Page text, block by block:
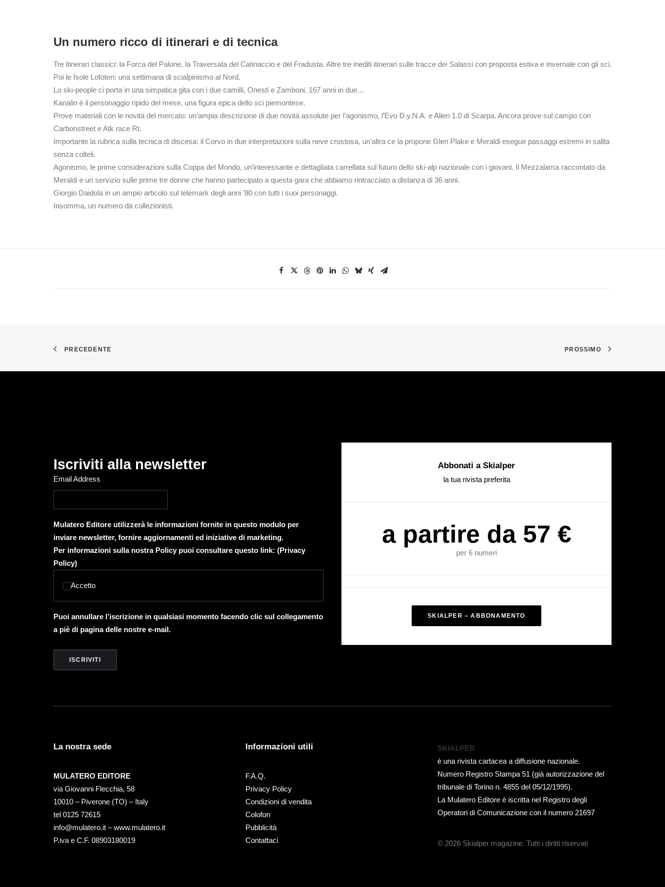
Un numero ricco di itinerari e di tecnica
Tre itinerari classici: la Forca del Palone, la Traversata del Catinaccio e del Fradusta. Altre tre inediti itinerari sulle tracce dei Salassi con proposta estiva e invernale con gli sci.
Poi le Isole Lofoten: una settimana di scialpinismo al Nord.
Lo ski-people ci porta in una simpatica gita con i due camilli, Onesti e Zamboni, 167 anni in due…
Kanalin è il personaggio ripido del mese, una figura epica dello sci piemontese.
Prove materiali con le novità del mercato: un’ampia descrizione di due novità assolute per l’agonismo, l’Evo D.y.N.A. e Alien 1.0 di Scarpa. Ancora prove sul campo con
Carbonstreet e Atk race Rt.
Importante la rubrica sulla tecnica di discesa: il Corvo in due interpretazioni sulla neve crostosa, un’altra ce la propone Glen Plake e Meraldi esegue passaggi estremi in salita
senza colteli.
Agonismo, le prime considerazioni sulla Coppa del Mondo, un’interessante e dettagliata carrellata sul futuro dello ski-alp nazionale con i giovani. Il Mezzalama raccontato da
Meraldi e un servizio sulle prime tre donne che hanno partecipato a questa gara che abbiamo rintracciato a distanza di 36 anni.
Giorgio Daidola in un ampio articolo sul telemark degli anni ’80 con tutti i suoi personaggi.
Insomma, un numero da collezionisti.
PRECEDENTE PROSSIMO
Iscriviti alla newsletter
Email Address
Mulatero Editore utilizzerà le informazioni fornite in questo modulo per
inviare newsletter, fornire aggiornamenti ed iniziative di marketing.
Per informazioni sulla nostra Policy puoi consultare questo link: (Privacy
Policy)
Accetto
Puoi annullare l’iscrizione in qualsiasi momento facendo clic sul collegamento
a piè di pagina delle nostre e-mail.
Abbonati a Skialper
la tua rivista preferita
a partire da 57 €
per 6 numeri
SKIALPER – ABBONAMENTO
La nostra sede
MULATERO EDITORE
via Giovanni Flecchia, 58
10010 – Piverone (TO) – Italy
tel ‭0125 72615‬
info@mulatero.it –www.mulatero.it
P.iva e C.F. 08903180019
Informazioni utili
F.A.Q.
Privacy Policy
Condizioni di vendita
Colofon
Pubblicità
Contattaci
SKIALPER
è una rivista cartacea a diffusione nazionale.
Numero Registro Stampa 51 (già autorizzazione del
tribunale di Torino n. 4855 del 05/12/1995).
La Mulatero Editore è iscritta nel Registro degli
Operatori di Comunicazione con il numero 21697
© 2026 Skialper magazine. Tutti i diritti riservati